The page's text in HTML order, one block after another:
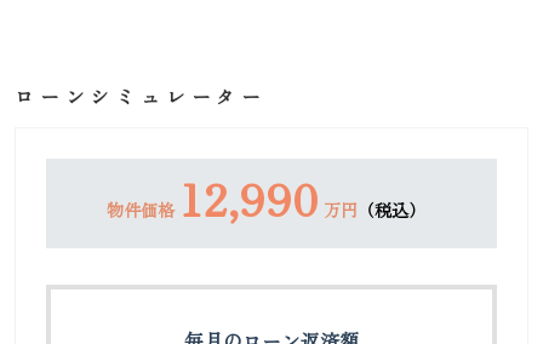
ローンシミュレーター
物件価格 12,990 万円 （税込）